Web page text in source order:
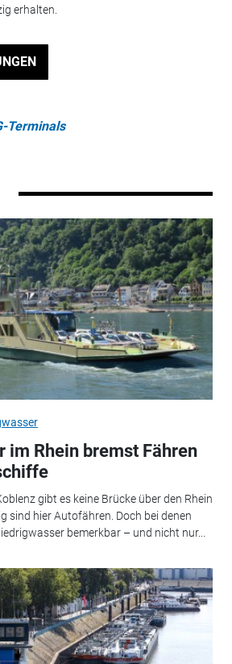
erhalten.
Terminals
im Rhein bremst Fähren
gibt es keine Brücke über den Rhein
sind hier Autofähren. Doch bei denen
bemerkbar – und nicht nur...